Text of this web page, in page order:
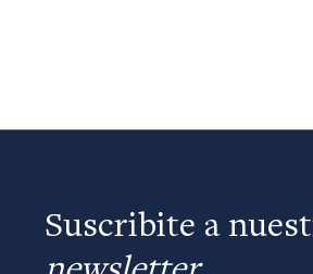
Suscribite a